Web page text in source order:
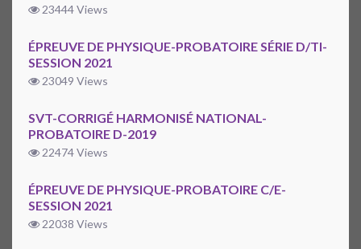
23444 Views
ÉPREUVE DE PHYSIQUE-PROBATOIRE SÉRIE D/TI-
SESSION 2021
23049 Views
SVT-CORRIGÉ HARMONISÉ NATIONAL-
PROBATOIRE D-2019
22474 Views
ÉPREUVE DE PHYSIQUE-PROBATOIRE C/E-
SESSION 2021
22038 Views